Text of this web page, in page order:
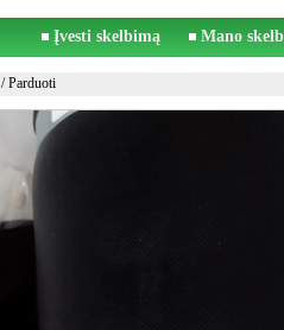
Įvesti skelbimą Mano
/ Parduoti